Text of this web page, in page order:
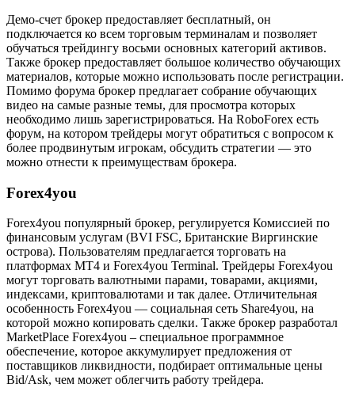
Демо-счет брокер предоставляет бесплатный, он
подключается ко всем торговым терминалам и позволяет
обучаться трейдингу восьми основных категорий активов.
Также брокер предоставляет большое количество обучающих
материалов, которые можно использовать после регистрации.
Помимо форума брокер предлагает собрание обучающих
видео на самые разные темы, для просмотра которых
необходимо лишь зарегистрироваться. На RoboForex есть
форум, на котором трейдеры могут обратиться с вопросом к
более продвинутым игрокам, обсудить стратегии — это
можно отнести к преимуществам брокера.
Forex4you
Forex4you популярный брокер, регулируется Комиссией по
финансовым услугам (BVI FSC, Британские Виргинские
острова). Пользователям предлагается торговать на
платформах МТ4 и Forex4you Terminal. Трейдеры Forex4you
могут торговать валютными парами, товарами, акциями,
индексами, криптовалютами и так далее. Отличительная
особенность Forex4you — социальная сеть Share4you, на
которой можно копировать сделки. Также брокер разработал
MarketPlace Forex4you – специальное программное
обеспечение, которое аккумулирует предложения от
поставщиков ликвидности, подбирает оптимальные цены
Bid/Ask, чем может облегчить работу трейдера.